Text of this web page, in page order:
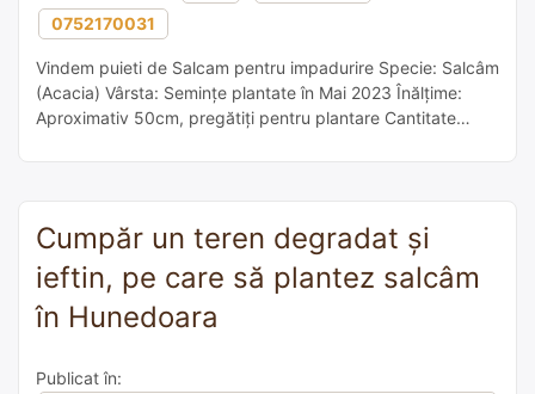
0752170031
Vindem puieti de Salcam pentru impadurire Specie: Salcâm
(Acacia) Vârsta: Semințe plantate în Mai 2023 Înălțime:
Aproximativ 50cm, pregătiți pentru plantare Cantitate
împădurite De Ce Să Alegeți Puietii Noștri? […]
Cumpăr un teren degradat și
ieftin, pe care să plantez salcâm
în Hunedoara
Publicat în: